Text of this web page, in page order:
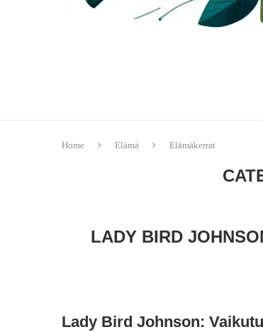
Home Elämä Elämäkerrat
LADY BIRD
Lady Bird Johnson: